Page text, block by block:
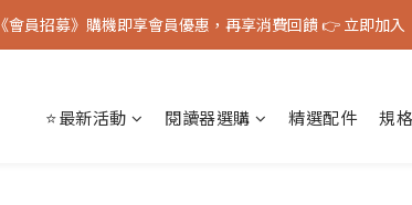
《會員招募》購機即享會員優惠，再享消費回饋 👉 立即加入
《會員招募》購機即享會員優惠，再享消費回饋 👉 立即加入
《會員招募》購機即享會員優惠，再享消費回饋 👉 立即加入
⭐最新活動 閱讀器選購 精選配件 規